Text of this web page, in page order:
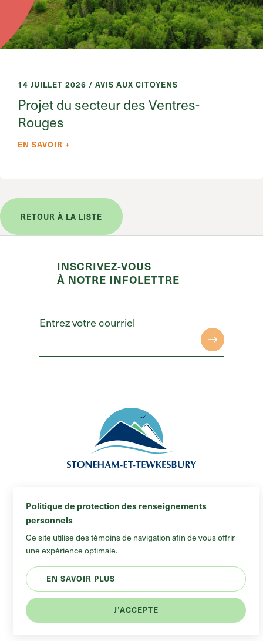
Politique de protection des renseignements
personnels
Ce site utilise des témoins de navigation afin de vous offrir
une expérience optimale.
EN SAVOIR PLUS
J’ACCEPTE
14 JUILLET 2026 / AVIS AUX CITOYENS
Projet du secteur des Ventres-
Rouges
EN SAVOIR +
RETOUR À LA LISTE
© 2026 Tous droits réservés
#Blankonumérique
INSCRIVEZ-VOUS
À NOTRE INFOLETTRE
Entrez votre courriel